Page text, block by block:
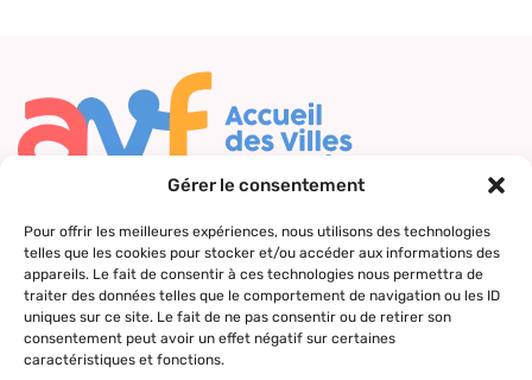
Gérer le consentement
Pour offrir les meilleures expériences, nous utilisons des technologies
telles que les cookies pour stocker et/ou accéder aux informations des
appareils. Le fait de consentir à ces technologies nous permettra de
traiter des données telles que le comportement de navigation ou les ID
uniques sur ce site. Le fait de ne pas consentir ou de retirer son
consentement peut avoir un effet négatif sur certaines
caractéristiques et fonctions.
Nous contacter
Qui sommes-
nous ?
Nos valeurs
La charte AVF
Nos actions
Accueil des
nouveaux
arrivants
Le réseau
AVF
Répertoire
des AVF
Suivez-nous